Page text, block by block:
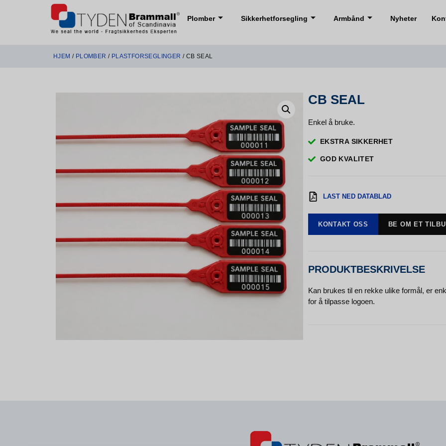
Plomber Sikkerhetforsegling Armbånd Nyheter
HJEM / PLOMBER / PLASTFORSEGLINGER / CB SEAL
CB SEAL
Enkel å bruke.
EKSTRA SIKKERHET
GOD KVALITET
LAST NED DATABLAD
KONTAKT OSS BE OM ET
PRODUKTBESKRIVELSE
Kan brukes til en rekke ulike formål, er
for å tilpasse logoen.